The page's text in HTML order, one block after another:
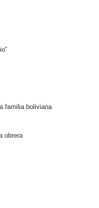
familia boliviana
obrera